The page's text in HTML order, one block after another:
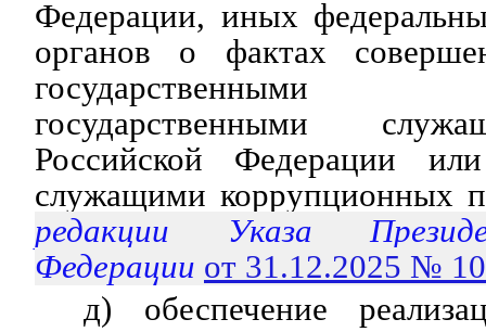
Федерации, иных
органов о фактах
государственными
Российской Федерации
служащими коррупционных
редакции Указа
Федерации от 31.12.2025 №
д) обеспечение